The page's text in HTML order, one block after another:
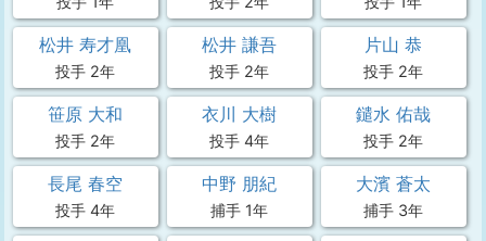
松井 寿才凰
投手 2年
松井 謙吾
投手 2年
片山 恭
投手 2年
笹原 大和
投手 2年
衣川 大樹
投手 4年
鑓水 佑哉
投手 2年
長尾 春空
投手 4年
中野 朋紀
捕手 1年
大濱 蒼太
捕手 3年